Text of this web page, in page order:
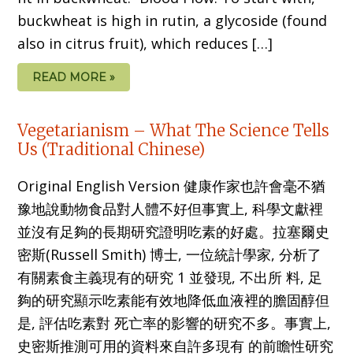
buckwheat is high in rutin, a glycoside (found
also in citrus fruit), which reduces […]
READ MORE »
Vegetarianism – What The Science Tells
Us (Traditional Chinese)
Original English Version 健康作家也許會毫不猶
豫地說動物食品對人體不好但事實上, 科學文獻裡
並沒有足夠的長期研究證明吃素的好處。拉塞爾史
密斯(Russell Smith) 博士, 一位統計學家, 分析了
有關素食主義現有的研究 1 並發現, 不出所 料, 足
夠的研究顯示吃素能有效地降低血液裡的膽固醇但
是, 評估吃素對 死亡率的影響的研究不多。事實上,
史密斯推測可用的資料來自許多現有 的前瞻性研究